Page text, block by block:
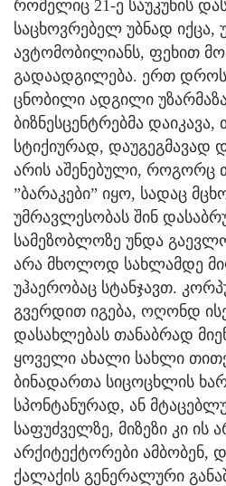
რომელიც 21-ე საუკუნის
საცხოვრებელ უბნად იქცა,
ავტომობილიანს, ფეხით
გადაადგილება. ერთ დროს
ცნობილი ადგილი
ბიზნესცენტრებმა დაიკავა,
სტიქიურად, დაუგეგმავად
არის აშენებული, როგორც
”ბარაკები” იყო, სადაც
უმრავლესობას შინ
სამეზობლოზე უნდა
არა მხოლოდ სახლამდე
უჰაერობაც სტანჯავთ.
გვერდით იგება, ოღონდ
დასახლებას თანაბრად
ყოველი ახალი სახლი
ბინადართა სიცოცხლის
სპონტანურად, ან
საფუძველზე, მიზეზი კი
არქიტექტორები ამბობენ,
ქალაქის გენერალური